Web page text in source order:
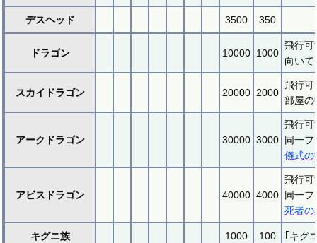
デスヘッド 3500 350
ドラゴン 10000 1000
飛行可
向いて
スカイドラゴン 20000 2000
飛行可
部屋の
アークドラゴン 30000 3000
飛行可
同一フ
儀式の
アビスドラゴン 40000 4000
飛行可
同一フ
死者の
キグニ族 1000 100 ｢キグ